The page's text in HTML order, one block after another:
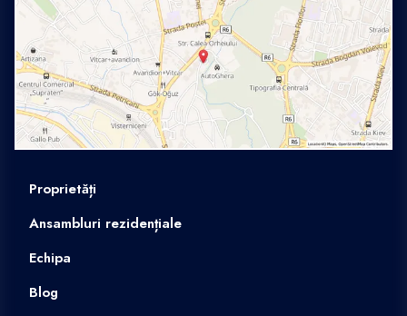
Proprietăți
Ansambluri rezidențiale
Echipa
Blog